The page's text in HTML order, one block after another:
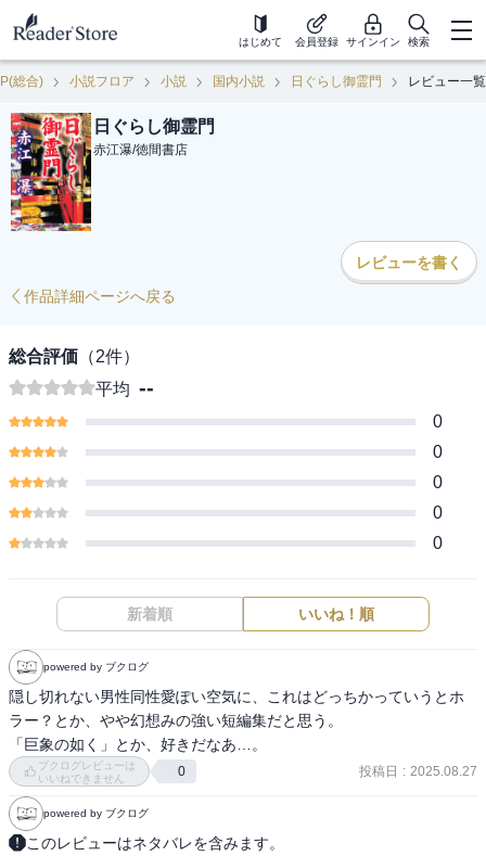
はじめて 会員登録 サインイン 検索
総合) 小説フロア 小説 国内小説 日ぐらし御霊門 レビュー一覧
日ぐらし御霊門
赤江瀑/徳間書店
レビューを書く
作品詳細ページへ戻る
総合評価 （2件）
平均 --
0
0
0
0
0
新着順 いいね！順
powered by ブクログ
隠し切れない男性同性愛ぽい空気に、これはどっちかっていうとホ
ラー？とか、やや幻想みの強い短編集だと思う。
「巨象の如く」とか、好きだなあ…。
ブクログレビューは
いいねできません
0 投稿日 : 2025.08.27
powered by ブクログ
このレビューはネタバレを含みます。